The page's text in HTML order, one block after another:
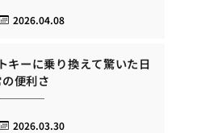
2026.04.08
キーに乗り換えて驚いた日
便利さ
2026.03.30